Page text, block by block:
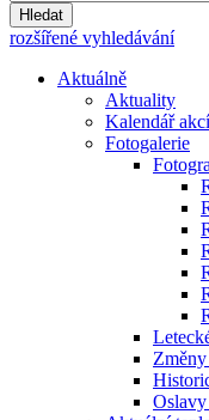
Hledat
rozšířené vyhledávání
Aktuálně
Aktuality
Kalendář akcí
Fotogalerie